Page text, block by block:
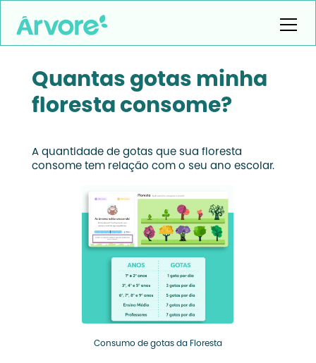
Quantas gotas minha
floresta consome?
A quantidade de gotas que sua floresta
consome tem relação com o seu ano escolar.
Consumo de gotas da Floresta